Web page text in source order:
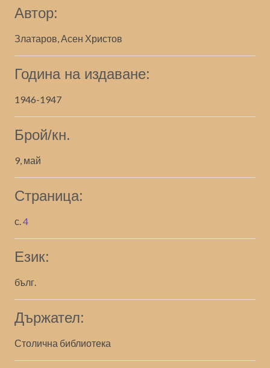
Автор:
Златаров, Асен Христов
Година на издаване:
1946-1947
Брой/кн.
9, май
Страница:
с.4
Език:
бълг.
Държател:
Столична библиотека